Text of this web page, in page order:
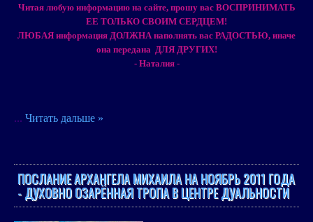
Читая любую информацию на сайте, прошу вас ВОСПРИНИМАТЬ
ЕЕ ТОЛЬКО СВОИМ СЕРДЦЕМ!
ЛЮБАЯ информация ДОЛЖНА наполнять вас РАДОСТЬЮ, иначе
она передана ДЛЯ ДРУГИХ!
- Наталия -
... Читать дальше »
ПОСЛАНИЕ АРХАНГЕЛА МИХАИЛА НА НОЯБРЬ 2011 ГОДА
- ДУХОВНО ОЗАРЁННАЯ ТРОПА В ЦЕНТРЕ ДУАЛЬНОСТИ